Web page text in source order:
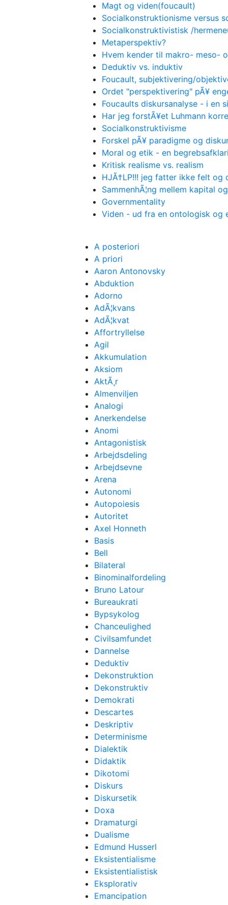
Magt og viden(foucault)
Socialkonstruktionisme versus
Socialkonstruktivistisk /
Metaperspektiv?
Hvem kender til makro- meso-
Deduktiv vs. induktiv
Foucault, subjektivering/
Ordet "perspektivering" pÃ¥
Foucaults diskursanalyse - i en
Har jeg forstÃ¥et Luhmann
Socialkonstruktivisme
Forskel pÃ¥ paradigme og
Moral og etik - en
Kritisk realisme vs. realism
HJÃ†LP!!! jeg fatter ikke felt og
SammenhÃ¦ng mellem kapital
Governmentality
Viden - ud fra en ontologisk og
A posteriori
A priori
Aaron Antonovsky
Abduktion
Adorno
AdÃ¦kvans
AdÃ¦kvat
Affortryllelse
Agil
Akkumulation
Aksiom
AktÃ¸r
Almenviljen
Analogi
Anerkendelse
Anomi
Antagonistisk
Arbejdsdeling
Arbejdsevne
Arena
Autonomi
Autopoiesis
Autoritet
Axel Honneth
Basis
Bell
Bilateral
Binominalfordeling
Bruno Latour
Bureaukrati
Bypsykolog
Chanceulighed
Civilsamfundet
Dannelse
Deduktiv
Dekonstruktion
Dekonstruktiv
Demokrati
Descartes
Deskriptiv
Determinisme
Dialektik
Didaktik
Dikotomi
Diskurs
Diskursetik
Doxa
Dramaturgi
Dualisme
Edmund Husserl
Eksistentialisme
Eksistentialistisk
Eksplorativ
Emancipation